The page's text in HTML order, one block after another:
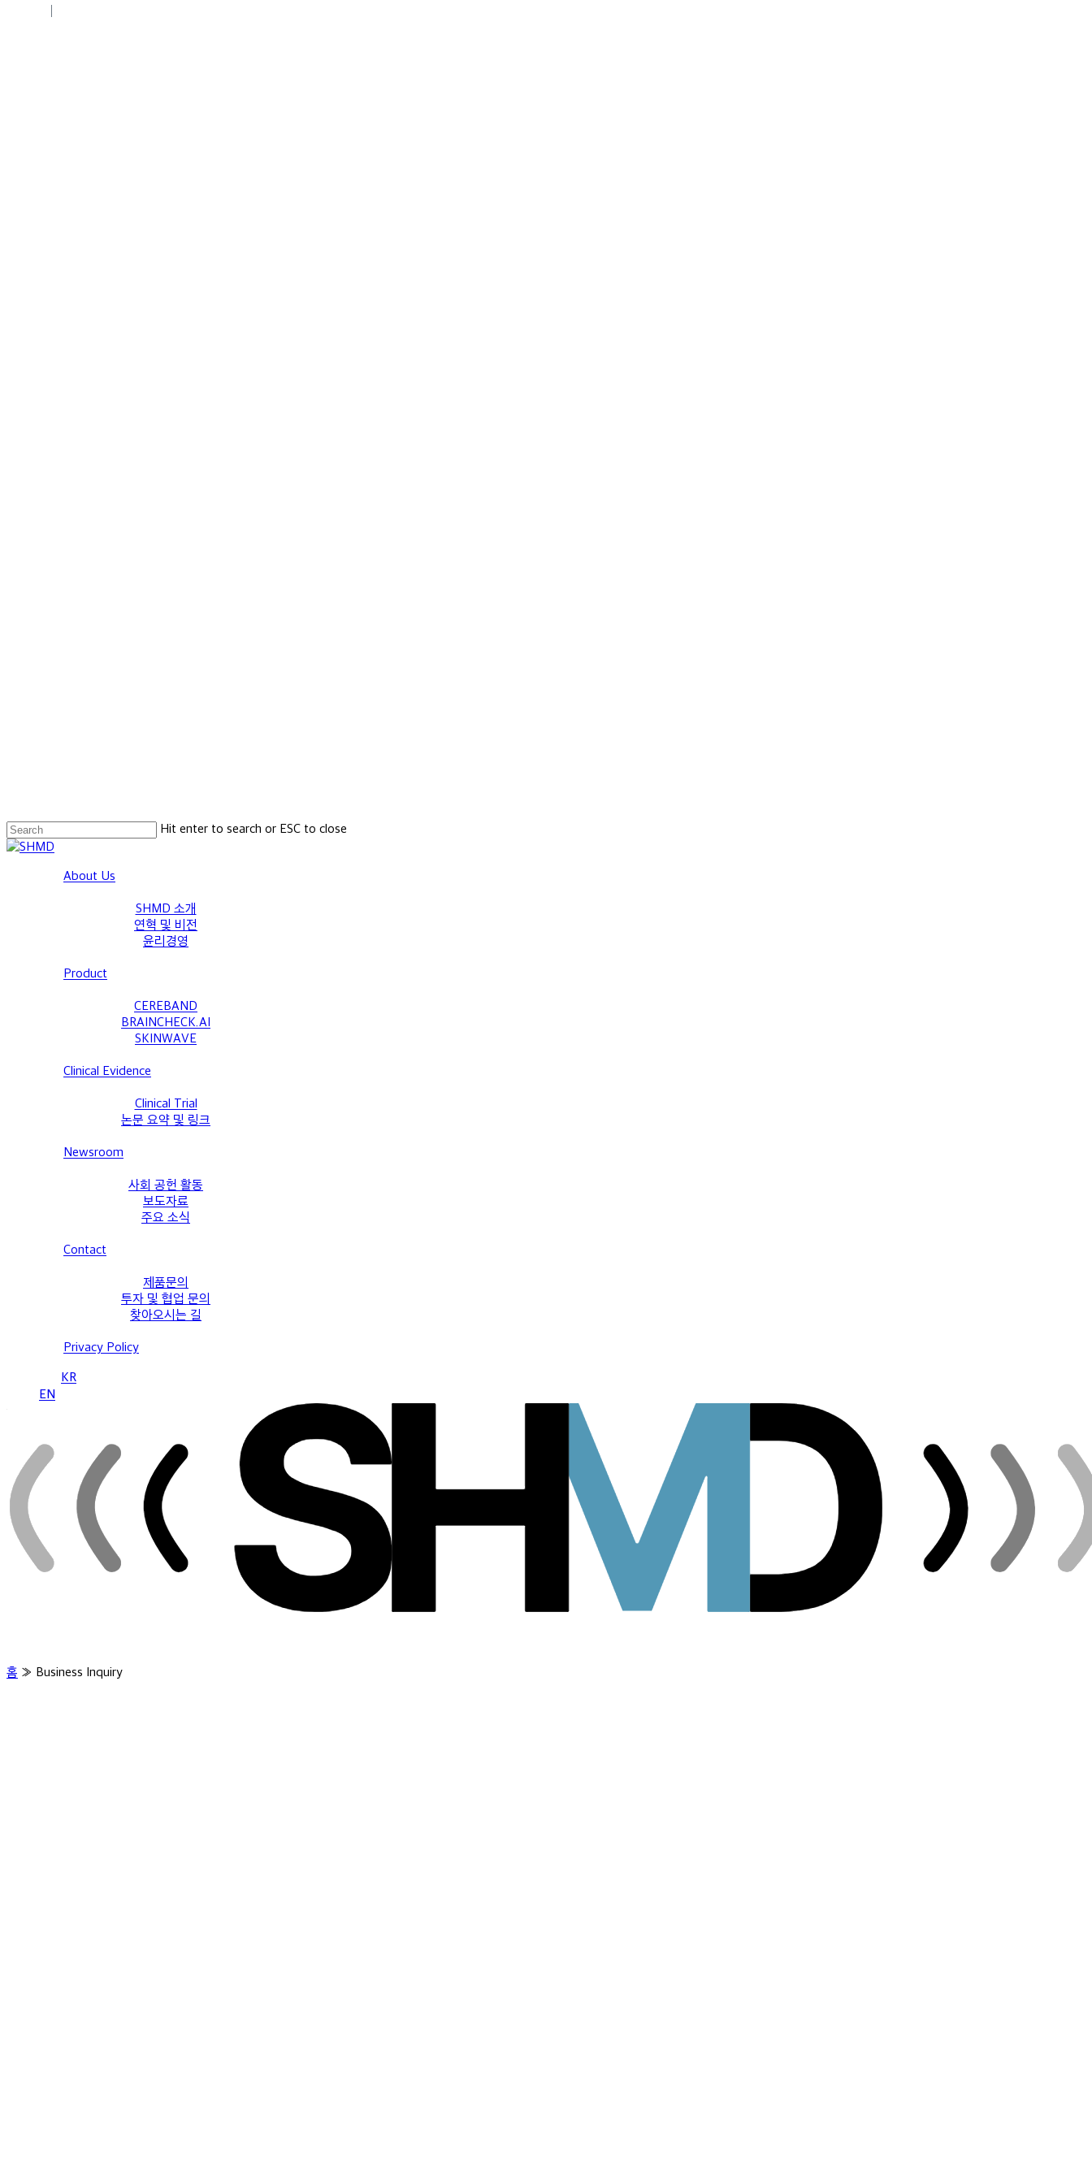
Hit enter to search or ESC to close
Close
About Us
SHMD 소개
연혁 및 비전
윤리경영
Product
CEREBAND
BRAINCHECK.AI
SKINWAVE
Clinical Evidence
Clinical Trial
논문 요약 및 링크
Newsroom
사회 공헌 활동
보도자료
주요 소식
Contact
제품문의
투자 및 협업 문의
찾아오시는 길
Privacy Policy
KR
EN
홈 » Business Inquiry